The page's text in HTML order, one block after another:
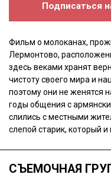
Подписаться
Фильм о молоканах,
Лермонтово,
здесь веками хранят
чистоту своего мира и
поэтому они не женятся
годы общения с
слились с местными
слепой старик, который
СЪЕМОЧНАЯ